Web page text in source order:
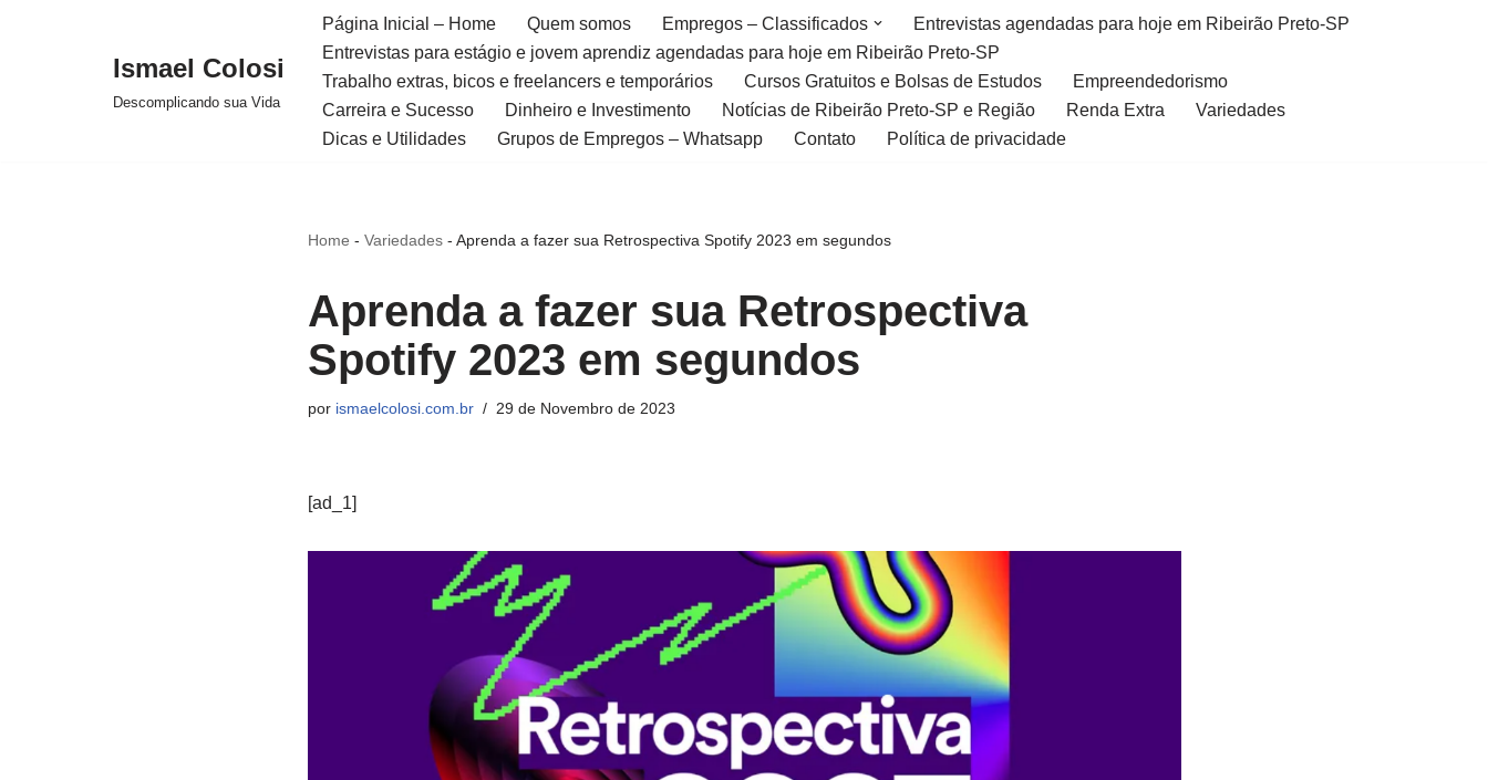
Ismael Colosi
Descomplicando sua Vida
Página Inicial – Home Quem somos Empregos – Classificados
Entrevistas agendadas para hoje em Ribeirão Preto-SP
Entrevistas para estágio e jovem aprendiz agendadas para hoje em Ribeirão Preto-SP
Trabalho extras, bicos e freelancers e temporários
Cursos Gratuitos e Bolsas de Estudos
Empreendedorismo
Carreira e Sucesso
Dinheiro e Investimento Notícias de Ribeirão Preto-SP e Região Renda Extra
Variedades
Dicas e Utilidades
Grupos de Empregos – Whatsapp Contato Política de privacidade
Home - Variedades- Aprenda a fazer sua Retrospectiva Spotify 2023 em segundos
Aprenda a fazer sua Retrospectiva
Spotify 2023 em segundos
por ismaelcolosi.com.br 29 de Novembro de 2023
[ad_1]